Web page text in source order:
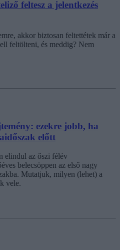
feltesz a jelentkezés
akkor biztosan feltettétek már a
feltölteni, és meddig? Nem
ezekre jobb, ha
előtt
elindul az őszi félév
belecsöppen az első nagy
Mutatjuk, milyen (lehet) a
vele.